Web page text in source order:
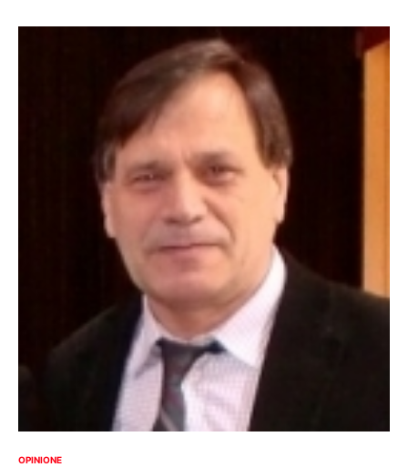
OPINIONE